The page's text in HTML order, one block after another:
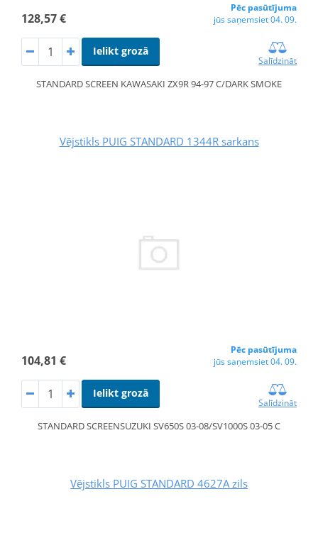
128,57 €
Pēc pasūtījuma
jūs saņemsiet 04. 09.
Ielikt grozā
Salīdzināt
STANDARD SCREEN KAWASAKI ZX9R 94-97 C/DARK SMOKE
Vējstikls PUIG STANDARD 1344R sarkans
104,81 €
Pēc pasūtījuma
jūs saņemsiet 04. 09.
Ielikt grozā
Salīdzināt
STANDARD SCREENSUZUKI SV650S 03-08/SV1000S 03-05 C
Vējstikls PUIG STANDARD 4627A zils